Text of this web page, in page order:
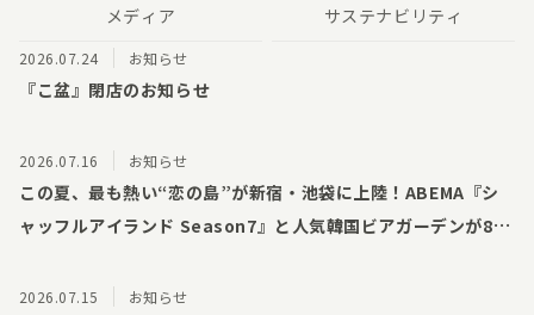
メディア サステナビリティ
2026.07.24 お知らせ
『こ盆』閉店のお知らせ
2026.07.16 お知らせ
この夏、最も熱い“恋の島”が新宿・池袋に上陸！ABEMA『シ
ャッフルアイランド Season7』と人気韓国ビアガーデンが8月
2026.07.15 お知らせ